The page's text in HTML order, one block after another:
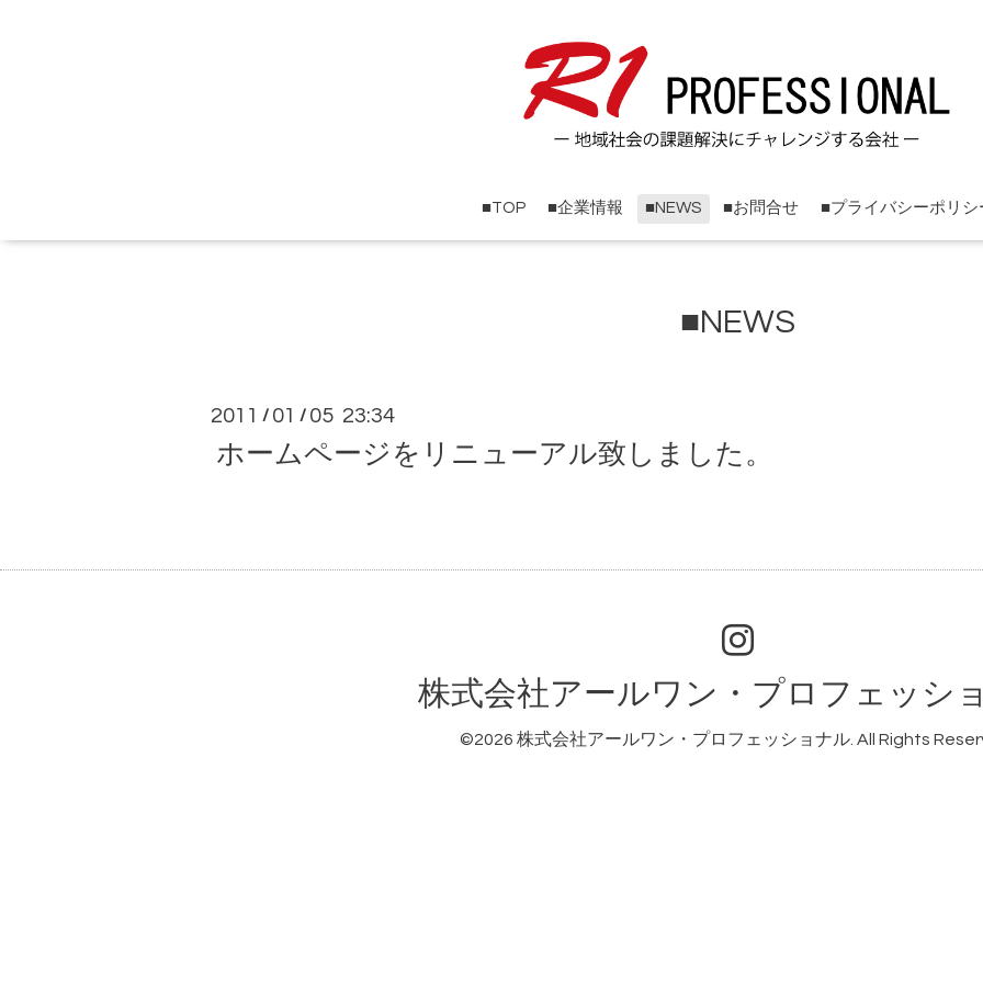
■TOP ■企業情報 ■NEWS ■お問合せ ■プライバシーポリシ
■NEWS
2011 / 01 / 05 23:34
ホームページをリニューアル致しました。
株式会社アールワン・プロフェッシ
©2026 株式会社アールワン・プロフェッショナル. All Rights